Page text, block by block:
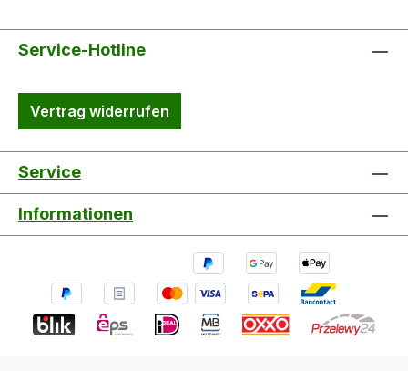
Service-Hotline
Vertrag widerrufen
Service
Informationen